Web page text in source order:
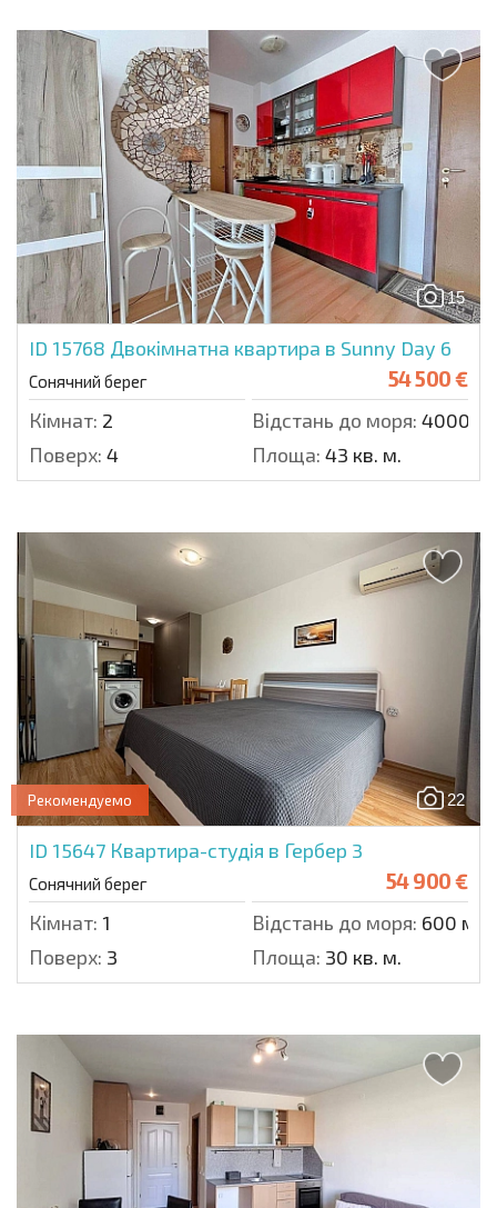
15
ID 15768 Двокімнатна квартира в Sunny Day 6
Сонячний берег 54 500 €
Кімнат: 2 Відстань до моря: 4000 м.
Поверх: 4 Площа: 43 кв. м.
22
Рекомендуемо
ID 15647 Квартира-студія в Гербер 3
Сонячний берег 54 900 €
Кімнат: 1 Відстань до моря: 600 м.
Поверх: 3 Площа: 30 кв. м.